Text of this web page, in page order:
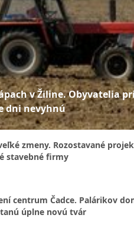
v Žiline. Obyvatelia
dni nevyhnú
zmeny. Rozostavané
stavebné firmy
centrum Čadce. Palárikov
úplne novú tvár